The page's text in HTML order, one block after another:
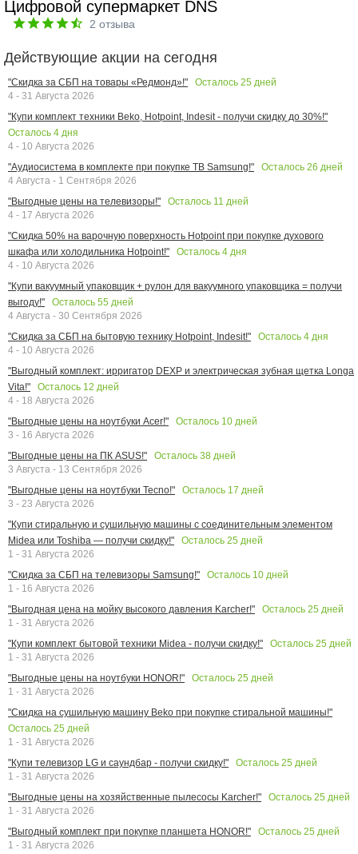
Цифровой супермаркет DNS
2 отзыва
Действующие акции на сегодня
"Скидка за СБП на товары «Редмонд»!" Осталось 25 дней
4 - 31 Августа 2026
"Купи комплект техники Beko, Hotpoint, Indesit - получи скидку до 30%!"
Осталось 4 дня
4 - 10 Августа 2026
"Аудиосистема в комплекте при покупке ТВ Samsung!"
Осталось 26 дней
4 Августа - 1 Сентября 2026
"Выгодные цены на телевизоры!"
Осталось 11 дней
4 - 17 Августа 2026
"Скидка 50% на варочную поверхность Hotpoint при покупке духового
шкафа или холодильника Hotpoint!"
Осталось 4 дня
4 - 10 Августа 2026
"Купи вакуумный упаковщик + рулон для вакуумного упаковщика = получи
выгоду!"
Осталось 55 дней
4 Августа - 30 Сентября 2026
"Скидка за СБП на бытовую технику Hotpoint, Indesit!"
Осталось 4 дня
4 - 10 Августа 2026
"Выгодный комплект: ирригатор DEXP и электрическая зубная щетка Longa
Vita!"
Осталось 12 дней
4 - 18 Августа 2026
"Выгодные цены на ноутбуки Acer!"
Осталось 10 дней
3 - 16 Августа 2026
"Выгодные цены на ПК ASUS!"
Осталось 38 дней
3 Августа - 13 Сентября 2026
"Выгодные цены на ноутбуки Tecno!"
Осталось 17 дней
3 - 23 Августа 2026
"Купи стиральную и сушильную машины с соединительным элементом
Midea или Toshiba — получи скидку!"
Осталось 25 дней
1 - 31 Августа 2026
"Скидка за СБП на телевизоры Samsung!"
Осталось 10 дней
1 - 16 Августа 2026
"Выгодная цена на мойку высокого давления Karcher!"
Осталось 25 дней
1 - 31 Августа 2026
"Купи комплект бытовой техники Midea - получи скидку!"
Осталось 25 дней
1 - 31 Августа 2026
"Выгодные цены на ноутбуки HONOR!"
Осталось 25 дней
1 - 31 Августа 2026
"Скидка на сушильную машину Beko при покупке стиральной машины!"
Осталось 25 дней
1 - 31 Августа 2026
"Купи телевизор LG и саундбар - получи скидку!"
Осталось 25 дней
1 - 31 Августа 2026
"Выгодные цены на хозяйственные пылесосы Karcher!"
Осталось 25 дней
1 - 31 Августа 2026
"Выгодный комплект при покупке планшета HONOR!"
Осталось 25 дней
1 - 31 Августа 2026